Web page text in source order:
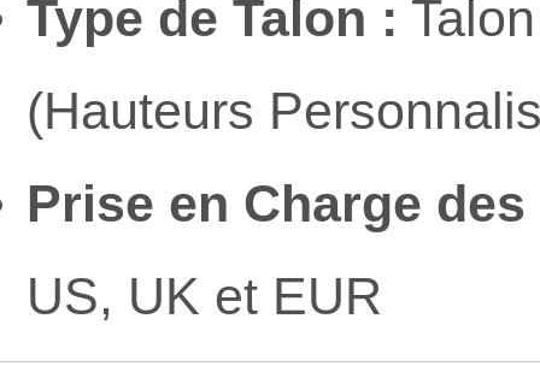
Type de Talon :
(Hauteurs
Prise en Charge
US, UK et EUR